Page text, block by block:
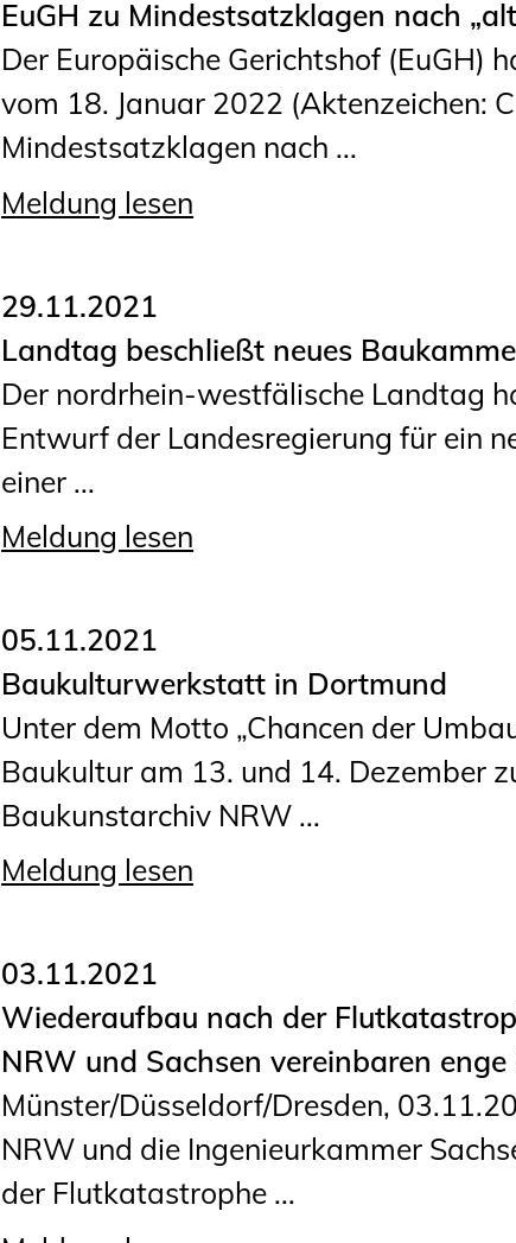
Geschäftsstelle
Mitgliedschaft
Veranstaltungsformate
Unsere Publikationen
Informationen für
Anträge, Anzeigen, Formulare
Fortbildung/Seminare
Informationen für
Ingenieurinnen und Ingenieure
Recht
Planungswettbewerbe
Stellenbörse
Staatlich anerkannte
Sachverständige
Öffentlich bestellte und
vereidigte Sachverständige
Prüfsachverständige
innen
Bauvorlageberechtigte
Sachkundige für Zustands- und
Funktionsprüfung privater
Abwasserleitungen
Vereinbarungen mit
EuGH zu Mindestsatzklagen nach
Der Europäische Gerichtshof (EuGH)
vom 18. Januar 2022 (Aktenzeichen:
Mindestsatzklagen nach ...
Meldung lesen
29.11.2021
Landtag beschließt neues
Der nordrhein-westfälische Landtag
Entwurf der Landesregierung für ein
einer ...
Meldung lesen
05.11.2021
Baukulturwerkstatt in Dortmund
Unter dem Motto „Chancen der
Baukultur am 13. und 14. Dezember
Baukunstarchiv NRW ...
Meldung lesen
03.11.2021
Wiederaufbau nach der
NRW und Sachsen vereinbaren
Münster/Düsseldorf/Dresden,
NRW und die Ingenieurkammer
der Flutkatastrophe ...